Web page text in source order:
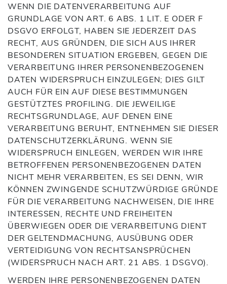
WENN DIE DATENVERARBEITUNG AUF
GRUNDLAGE VON ART. 6 ABS. 1 LIT. E ODER F
DSGVO ERFOLGT, HABEN SIE JEDERZEIT DAS
RECHT, AUS GRÜNDEN, DIE SICH AUS IHRER
BESONDEREN SITUATION ERGEBEN, GEGEN DIE
VERARBEITUNG IHRER PERSONENBEZOGENEN
DATEN WIDERSPRUCH EINZULEGEN; DIES GILT
AUCH FÜR EIN AUF DIESE BESTIMMUNGEN
GESTÜTZTES PROFILING. DIE JEWEILIGE
RECHTSGRUNDLAGE, AUF DENEN EINE
VERARBEITUNG BERUHT, ENTNEHMEN SIE DIESER
DATENSCHUTZERKLÄRUNG. WENN SIE
WIDERSPRUCH EINLEGEN, WERDEN WIR IHRE
BETROFFENEN PERSONENBEZOGENEN DATEN
NICHT MEHR VERARBEITEN, ES SEI DENN, WIR
KÖNNEN ZWINGENDE SCHUTZWÜRDIGE GRÜNDE
FÜR DIE VERARBEITUNG NACHWEISEN, DIE IHRE
INTERESSEN, RECHTE UND FREIHEITEN
ÜBERWIEGEN ODER DIE VERARBEITUNG DIENT
DER GELTENDMACHUNG, AUSÜBUNG ODER
VERTEIDIGUNG VON RECHTSANSPRÜCHEN
(WIDERSPRUCH NACH ART. 21 ABS. 1 DSGVO).
WERDEN IHRE PERSONENBEZOGENEN DATEN